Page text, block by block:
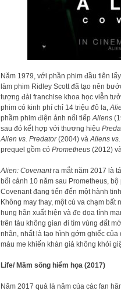
Năm 1979, với phần phim đầu tiên
làm phim Ridley Scott đã tạo nên
tượng đài franchise khoa học viễn
phim có kinh phí chỉ 14 triệu đô la,
phầm phim điện ảnh nối tiếp Aliens
sau đó kết hợp với thương hiệu
Alien vs. Predator(2004) và Aliens
prequel gồm có Prometheus(2012)
Alien: Covenantra mắt năm 2017 là
bối cảnh 10 năm sau Prometheus,
Covenant đang tiến đến một hành
Không may thay, một cú va chạm
hung hãn xuất hiện và đe dọa tính
trên tàu không gian đi tìm vùng đất
nhãn, nhất là tạo hình gớm ghiếc
máu me khiến khán giả không khỏi
Life/ Mầm sống hiểm họa (2017)
Năm 2017 quả là năm của các fan